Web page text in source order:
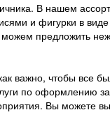
В нашем
и фигурки в
можем предложить
важно, чтобы все
по оформлению
Вы можете